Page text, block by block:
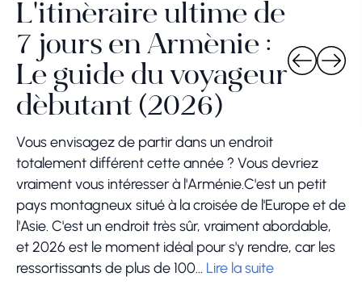
L'itinéraire ultime de
7 jours en Arménie :
Le guide du voyageur
débutant (2026)
Vous envisagez de partir dans un endroit
totalement différent cette année ? Vous devriez
vraiment vous intéresser à l'Arménie.C'est un petit
pays montagneux situé à la croisée de l'Europe et de
l'Asie. C'est un endroit très sûr, vraiment abordable,
et 2026 est le moment idéal pour s'y rendre, car les
ressortissants de plus de 100... Lire la suite